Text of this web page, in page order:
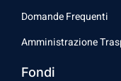
Domande Frequenti
Amministrazione
Fondi